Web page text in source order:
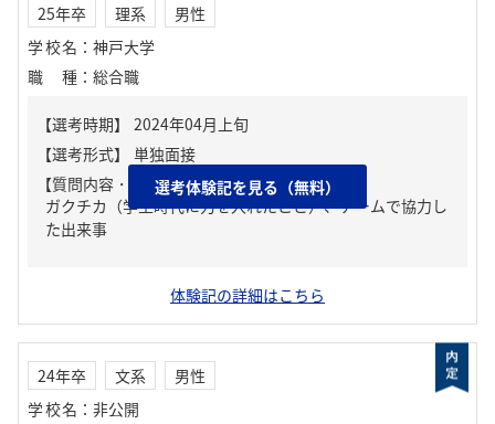
25年卒 理系
男性
学校名 ： 神戸大学
職種 ： 総合職
【質問内容・課題】
ガクチカ（学生時代に力を入れたこと）、チームで協力し
た出来事
選考体験記を見る（無料）
体験記の詳細はこちら
24年卒 文系
男性
学校名 ： 非公開